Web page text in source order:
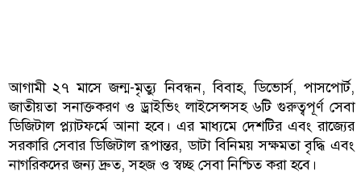
আগামী ২৭ মাসে জন্ম-মৃত্যু নিবন্ধন, বিবাহ, ডিভোর্স, পাসপোর্ট,
জাতীয়তা সনাক্তকরণ ও ড্রাইভিং লাইসেন্সসহ ৬টি গুরুত্বপূর্ণ সেবা
ডিজিটাল প্ল্যাটফর্মে আনা হবে। এর মাধ্যমে দেশটির এবং রাজ্যের
সরকারি সেবার ডিজিটাল রূপান্তর, ডাটা বিনিময় সক্ষমতা বৃদ্ধি এবং
নাগরিকদের জন্য দ্রুত, সহজ ও স্বচ্ছ সেবা নিশ্চিত করা হবে।